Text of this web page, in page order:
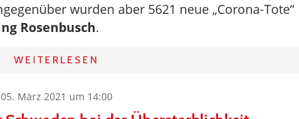
wurden aber 5621 neue „Corona-Tote“
Rosenbusch.
WEITERLESEN
05. März 2021 um 14:00